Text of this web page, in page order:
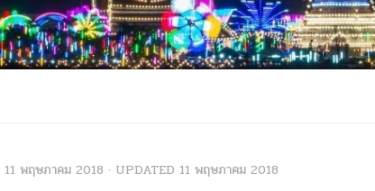
11 พฤษภาคม 2018 · UPDATED 11 พฤษภาคม 2018